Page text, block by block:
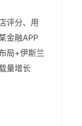
评分、用
金融APP
局+伊斯兰
量增长